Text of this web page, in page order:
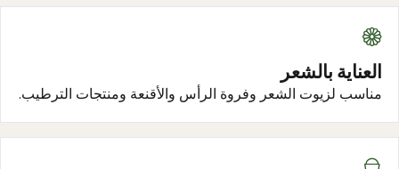
العناية بالشعر
مناسب لزيوت الشعر وفروة الرأس والأقنعة ومنتجات الترطيب.